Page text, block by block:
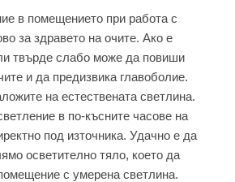
в помещението при работа с
за здравето на очите. Ако е
твърде слабо може да повиши
и да предизвика главоболие.
на естествената светлина.
в по-късните часове на
под източника. Удачно е да
осветително тяло, което да
с умерена светлина.